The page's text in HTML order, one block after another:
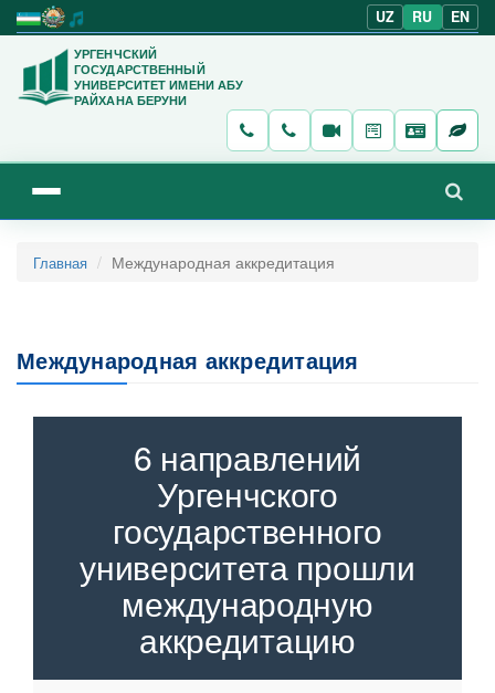
UZ RU EN
УРГЕНЧСКИЙ
ГОСУДАРСТВЕННЫЙ
УНИВЕРСИТЕТ ИМЕНИ АБУ
РАЙХАНА БЕРУНИ
Главная Международная аккредитация
Международная аккредитация
6 направлений
Ургенчского
государственного
университета прошли
международную
аккредитацию